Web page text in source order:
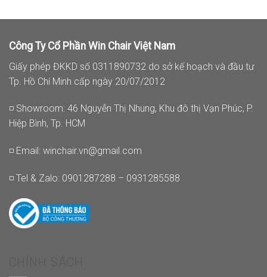
Công Ty Cổ Phần Win Chair Việt Nam
Giấy phép ĐKKD số 0311890732 do sở kế hoạch và đầu tư
Tp. Hồ Chí Minh cấp ngày 20/07/2012
◽ Showroom: 46 Nguyễn Thị Nhung, Khu đô thị Vạn Phúc, P.
Hiệp Bình, Tp. HCM
◽ Email: winchair.vn@gmail.com
◽ Tel & Zalo: 0901287288 – 0931285588